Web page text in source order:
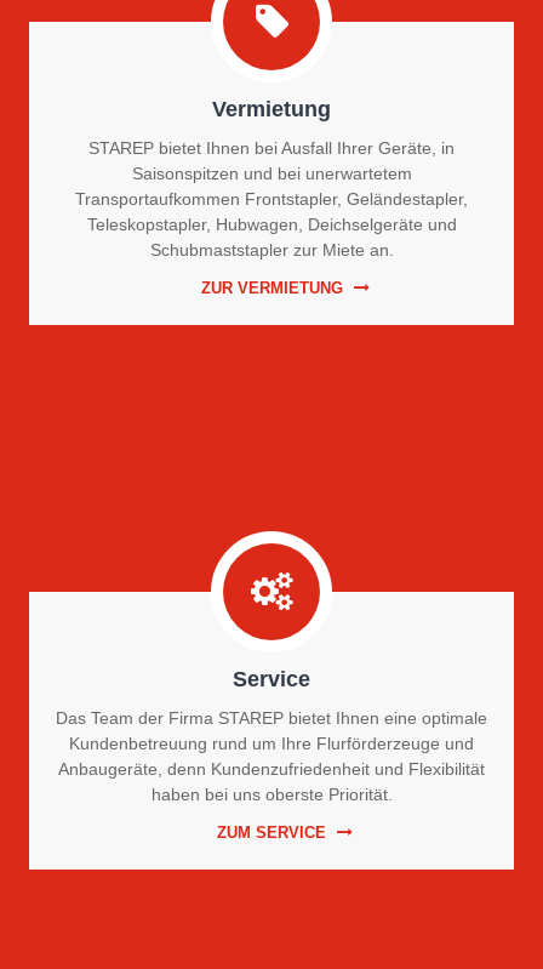
Vermietung
STAREP bietet Ihnen bei Ausfall Ihrer Geräte, in
Saisonspitzen und bei unerwartetem
Transportaufkommen Frontstapler, Geländestapler,
Teleskopstapler, Hubwagen, Deichselgeräte und
Schubmaststapler zur Miete an.
ZUR VERMIETUNG
Service
Das Team der Firma STAREP bietet Ihnen eine optimale
Kundenbetreuung rund um Ihre Flurförderzeuge und
Anbaugeräte, denn Kundenzufriedenheit und Flexibilität
haben bei uns oberste Priorität.
ZUM SERVICE